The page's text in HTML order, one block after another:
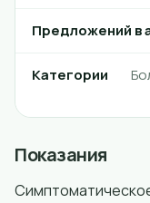
Предложений в
Категории
Показания